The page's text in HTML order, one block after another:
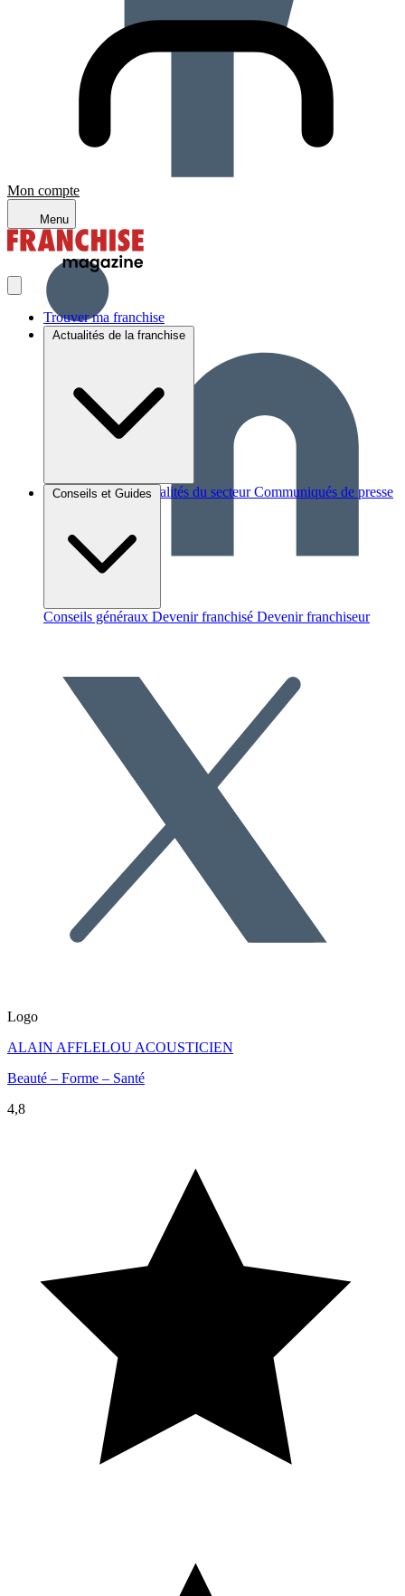
Mon compte
Menu
Trouver ma franchise
Actualités de la franchise
Brèves et actus Actualités du secteur Communiqués de presse
Conseils et Guides
Conseils généraux Devenir franchisé Devenir franchiseur
Logo
ALAIN AFFLELOU ACOUSTICIEN
Beauté – Forme – Santé
4,8